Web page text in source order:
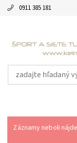
0911 385 181
Záznamy neboli